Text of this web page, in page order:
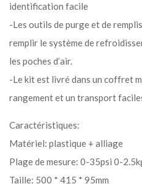
identification facile
-Les outils de purge et de
remplir le système de
les poches d’air.
-Le kit est livré dans un coffret
rangement et un transport
Caractéristiques:
Matériel: plastique + alliage
Plage de mesure: 0-35psi 0-
Taille: 500 * 415 * 95mm